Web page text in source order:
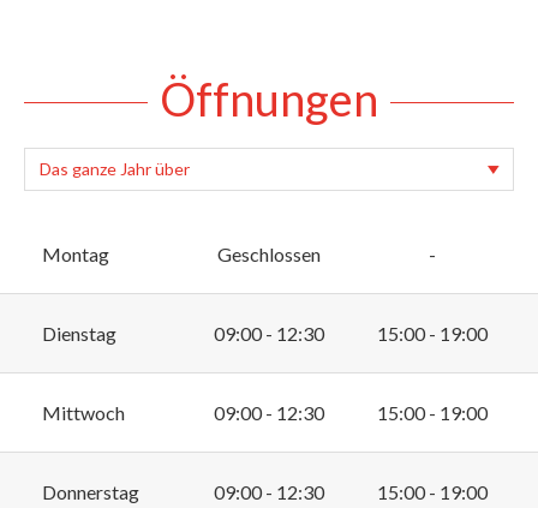
Öffnungen
Montag Geschlossen -
Dienstag 09:00 - 12:30 15:00 - 19:00
Mittwoch 09:00 - 12:30 15:00 - 19:00
Donnerstag 09:00 - 12:30 15:00 - 19:00